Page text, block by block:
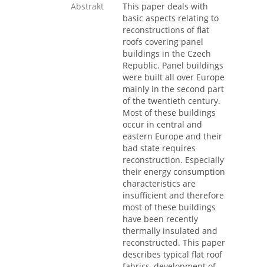
Abstrakt
This paper deals with
basic aspects relating to
reconstructions of flat
roofs covering panel
buildings in the Czech
Republic. Panel buildings
were built all over Europe
mainly in the second part
of the twentieth century.
Most of these buildings
occur in central and
eastern Europe and their
bad state requires
reconstruction. Especially
their energy consumption
characteristics are
insufficient and therefore
most of these buildings
have been recently
thermally insulated and
reconstructed. This paper
describes typical flat roof